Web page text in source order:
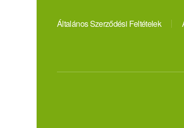
Általános Szerződési Feltételek